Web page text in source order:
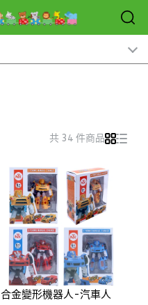
共 34 件商品
合金變形機器人-汽車人